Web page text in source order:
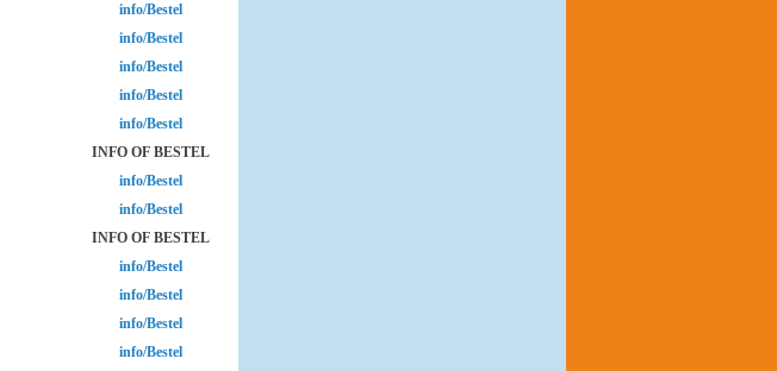
info/Bestel
info/Bestel
info/Bestel
info/Bestel
info/Bestel
INFO OF BESTEL
info/Bestel
info/Bestel
INFO OF BESTEL
info/Bestel
info/Bestel
info/Bestel
info/Bestel